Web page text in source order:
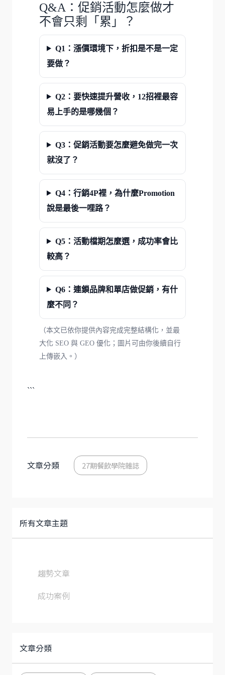
Q&A：促銷活動怎麼做才
不會只剩「累」？
Q1：漲價環境下，折扣是不是一定
要做？
Q2：要快速提升營收，12招裡最容
易上手的是哪幾個？
Q3：促銷活動要怎麼避免做完一次
就沒了？
Q4：行銷4P裡，為什麼Promotion
說是最後一哩路？
Q5：活動檔期怎麼選，成功率會比
較高？
Q6：連鎖品牌和單店做促銷，有什
麼不同？
（本文已依你提供內容完成完整結構化，並最
大化 SEO 與 GEO 優化；圖片可由你後續自行
上傳嵌入。）
```
文章分類 27期餐飲學院雜誌
所有文章主題
趨勢文章
成功案例
文章分類